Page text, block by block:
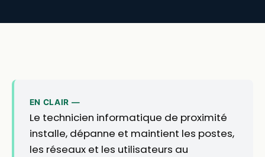
EN CLAIR —
Le technicien informatique de proximité
installe, dépanne et maintient les postes,
les réseaux et les utilisateurs au